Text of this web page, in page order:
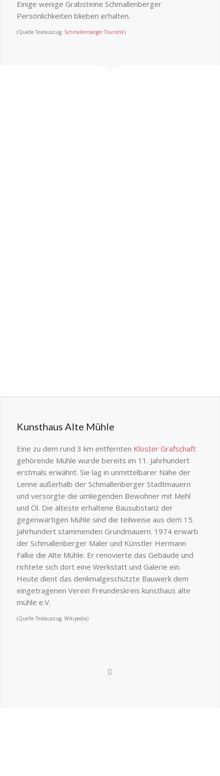
Einige wenige Grabsteine Schmallenberger
Persönlichkeiten blieben erhalten.
(Quelle Textauszug: Schmallenberger Touristik)
Kunsthaus Alte Mühle
Eine zu dem rund 3 km entfernten Kloster Grafschaft
gehörende Mühle wurde bereits im 11. Jahrhundert
erstmals erwähnt. Sie lag in unmittelbarer Nähe der
Lenne außerhalb der Schmallenberger Stadtmauern
und versorgte die umliegenden Bewohner mit Mehl
und Öl. Die älteste erhaltene Bausubstanz der
gegenwärtigen Mühle sind die teilweise aus dem 15.
Jahrhundert stammenden Grundmauern. 1974 erwarb
der Schmallenberger Maler und Künstler Hermann
Falke die Alte Mühle. Er renovierte das Gebäude und
richtete sich dort eine Werkstatt und Galerie ein.
Heute dient das denkmalgeschützte Bauwerk dem
eingetragenen Verein Freundeskreis kunsthaus alte
mühle e.V.
(Quelle Textauszug: Wikipedia)